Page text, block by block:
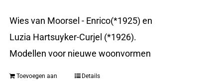
Wies van Moorsel - Enrico(*1925) en
Luzia Hartsuyker-Curjel (*1926).
Modellen voor nieuwe woonvormen
Toevoegen aan
Details